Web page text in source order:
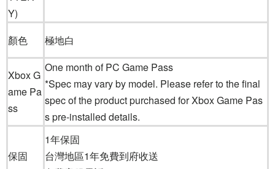
Y)
顏色 極地白
Xbox G
ame Pa
ss
One month of PC Game Pass
*Spec may vary by model. Please refer to the final
spec of the product purchased for Xbox Game Pas
s pre-installed details.
保固
1年保固
台灣地區1年免費到府收送